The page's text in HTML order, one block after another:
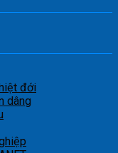
đới
dâng